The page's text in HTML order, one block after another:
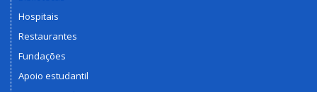
Hospitais
Restaurantes
Fundações
Apoio estudantil